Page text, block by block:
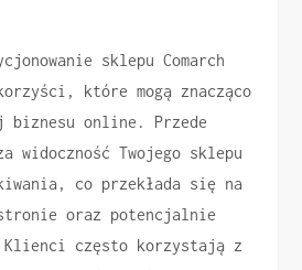
sklepu Comarch
które mogą znacząco
biznesu online. Przede
widoczność Twojego sklepu
co przekłada się na
oraz potencjalnie
Klienci często korzystają z